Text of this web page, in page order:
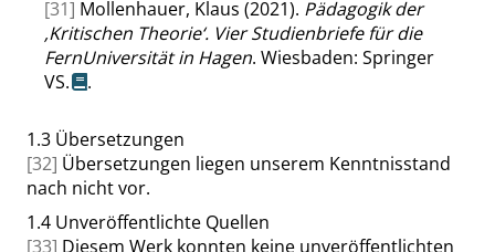
[31] Mollenhauer, Klaus (2021). Pädagogik der
‚Kritischen Theorie‘. Vier Studienbriefe für die
FernUniversität in Hagen. Wiesbaden: Springer
VS.
.
1.3 Übersetzungen
[32] Übersetzungen liegen unserem Kenntnisstand
nach nicht vor.
1.4 Unveröffentlichte Quellen
[33] Diesem Werk konnten keine unveröffentlichten